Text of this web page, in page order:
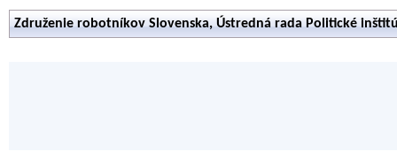
Združenie robotníkov Slovenska, Ústredná rada Politické